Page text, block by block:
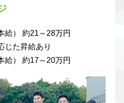
給） 約21～28万円
た昇給あり
給） 約17～20万円